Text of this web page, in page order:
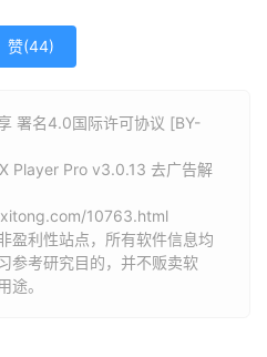
赞(44)
署名4.0国际许可协议 [BY-
Player Pro v3.0.13 去广告解
10763.html
盈利性站点，所有软件信息均
参考研究目的，并不贩卖软
途。